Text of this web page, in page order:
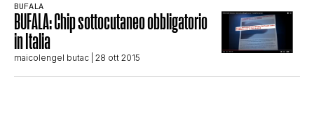
BUFALA
BUFALA: Chip sottocutaneo obbligatorio
in Italia
maicolengel butac | 28 ott 2015